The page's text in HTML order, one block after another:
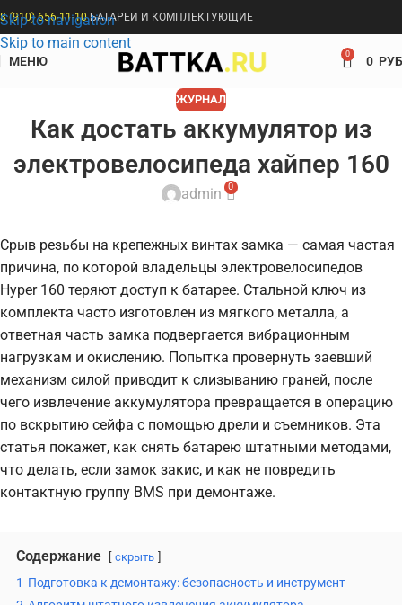
Skip to navigation
Skip to main content
8 (910) 656-11-10БАТАРЕИ И КОМПЛЕКТУЮЩИЕ
МЕНЮ 0 0
ЖУРНАЛ
Как достать аккумулятор из
электровелосипеда хайпер 160
admin 0
Срыв резьбы на крепежных винтах замка — самая частая
причина, по которой владельцы электровелосипедов
Hyper 160 теряют доступ к батарее. Стальной ключ из
комплекта часто изготовлен из мягкого металла, а
ответная часть замка подвергается вибрационным
нагрузкам и окислению. Попытка провернуть заевший
механизм силой приводит к слизыванию граней, после
чего извлечение аккумулятора превращается в операцию
по вскрытию сейфа с помощью дрели и съемников. Эта
статья покажет, как снять батарею штатными методами,
что делать, если замок закис, и как не повредить
контактную группу BMS при демонтаже.
Содержание скрыть
1 Подготовка к демонтажу: безопасность и инструмент